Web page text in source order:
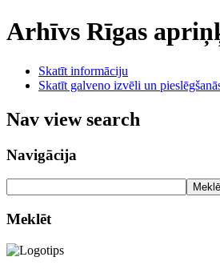
Arhīvs Rīgas
Skatīt informāciju
Skatīt galveno izvēli un
Nav view search
Navigācija
Meklēt